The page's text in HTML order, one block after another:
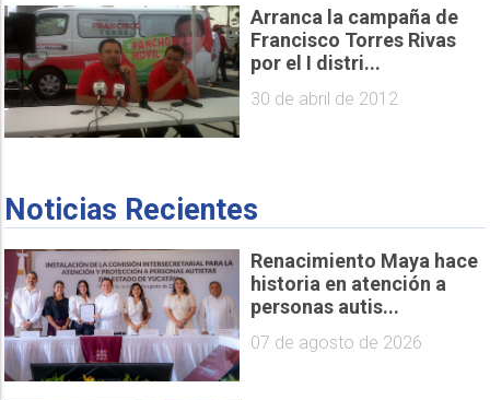
Arranca la campaña de
Francisco Torres Rivas
por el I distri...
30 de abril de 2012
Noticias Recientes
Renacimiento Maya hace
historia en atención a
personas autis...
07 de agosto de 2026